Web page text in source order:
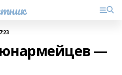
—